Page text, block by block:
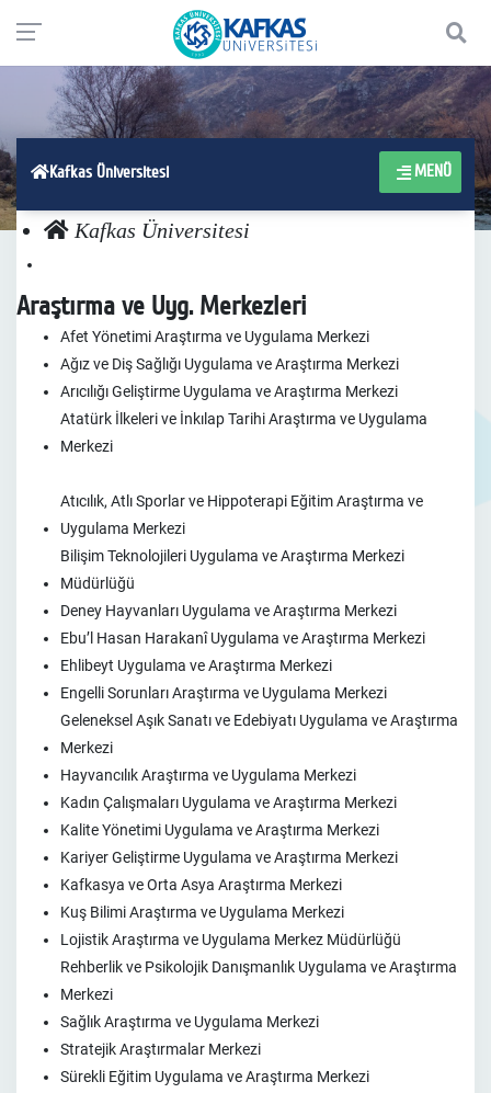
Kafkas Üniversitesi MENÜ
Kafkas Üniversitesi
Araştırma ve Uyg. Merkezleri
Afet Yönetimi Araştırma ve Uygulama Merkezi
Ağız ve Diş Sağlığı Uygulama ve Araştırma Merkezi
Arıcılığı Geliştirme Uygulama ve Araştırma Merkezi
Atatürk İlkeleri ve İnkılap Tarihi Araştırma ve Uygulama
Merkezi
Atıcılık, Atlı Sporlar ve Hippoterapi Eğitim Araştırma ve
Uygulama Merkezi
Bilişim Teknolojileri Uygulama ve Araştırma Merkezi
Müdürlüğü
Deney Hayvanları Uygulama ve Araştırma Merkezi
Ebu’l Hasan Harakanî Uygulama ve Araştırma Merkezi
Ehlibeyt Uygulama ve Araştırma Merkezi
Engelli Sorunları Araştırma ve Uygulama Merkezi
Geleneksel Aşık Sanatı ve Edebiyatı Uygulama ve Araştırma
Merkezi
Hayvancılık Araştırma ve Uygulama Merkezi
Kadın Çalışmaları Uygulama ve Araştırma Merkezi
Kalite Yönetimi Uygulama ve Araştırma Merkezi
Kariyer Geliştirme Uygulama ve Araştırma Merkezi
Kafkasya ve Orta Asya Araştırma Merkezi
Kuş Bilimi Araştırma ve Uygulama Merkezi
Lojistik Araştırma ve Uygulama Merkez Müdürlüğü
Rehberlik ve Psikolojik Danışmanlık Uygulama ve Araştırma
Merkezi
Sağlık Araştırma ve Uygulama Merkezi
Stratejik Araştırmalar Merkezi
Sürekli Eğitim Uygulama ve Araştırma Merkezi